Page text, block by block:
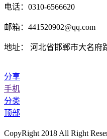
电话：0310-6566620
邮箱：441520902@qq.com
地址： 河北省邯郸市大名府
分享
手机
分类
顶部
CopyRight 2018 All Right